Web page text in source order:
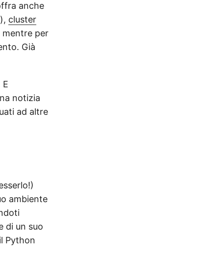
anche
cluster
mentre per
Già
notizia
ad altre
ambiente
di un suo
Python